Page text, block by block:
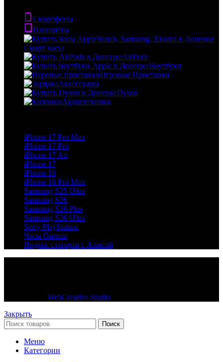
Смартфоны
Планшеты
Смарт часы
AirPods
Ноутбуки
Игровые Приставки
Аксессуары
Dyson
Аудиотехника
iPhone 17 Pro Max
iPhone 17 Pro
iPhone 17 Air
iPhone 17
iPhone 16
iPhone 16 Pro Max
Samsung S25 Ultra
Samsung S26
Samsung S26 Plus
Samsung S26 Ultra
Sony PlayStation
Часы Garmin
Яндекс станции с Алисой
WebCreative Studio
Закрыть
Поиск
Меню
Категории